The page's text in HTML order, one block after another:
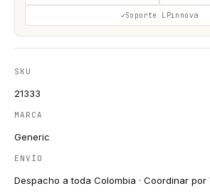
Soporte LPinnova
SKU
21333
MARCA
Generic
ENVÍO
Despacho a toda Colombia · Coordinar por